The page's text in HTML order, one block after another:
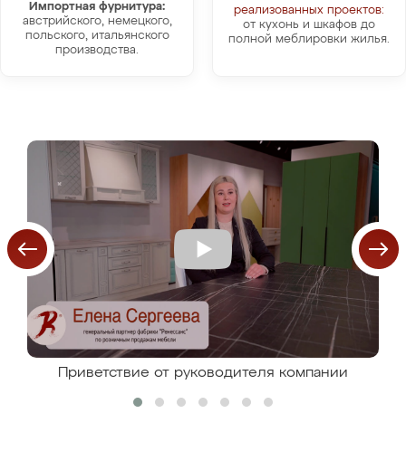
Импортная фурнитура:
австрийского, немецкого,
польского, итальянского
производства.
реализованных проектов:
от кухонь и шкафов до
полной меблировки жилья.
Приветствие от руководителя компании